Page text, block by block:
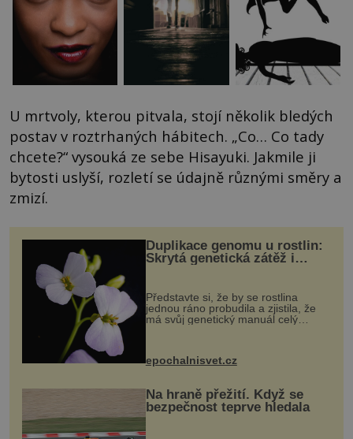
U mrtvoly, kterou pitvala, stojí několik bledých
postav v roztrhaných hábitech. „Co… Co tady
chcete?“ vysouká ze sebe Hisayuki. Jakmile ji
bytosti uslyší, rozletí se údajně různými směry a
zmizí.
Duplikace genomu u rostlin:
Skrytá genetická zátěž i
Představte si, že by se rostlina
jednou ráno probudila a zjistila, že
má svůj genetický manuál celý
vstupenka...
epochalnisvet.cz
Na hraně přežití. Když se
bezpečnost teprve hledala